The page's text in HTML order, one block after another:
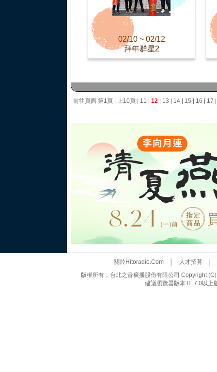
02/10 ~ 02/12
拜年群星2
前往頁面 第1頁 上10頁 11 12 13 14 15 16 17
關於Hitoradio.Com│ 人才招募
版權所有，台北之音廣播股份有限公司 Copyright
建議瀏覽器版本 IE 7.0以上